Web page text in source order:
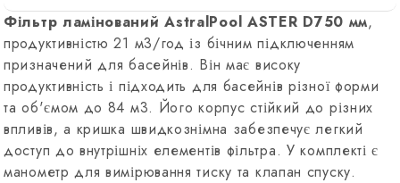
ч,
с
боковым
вентилем
Фільтр ламінований AstralPool ASTER D750 мм,
продуктивністю 21 м3/год із бічним підключенням
призначений для басейнів. Він має високу
продуктивність і підходить для басейнів різної форми
та об'ємом до 84 м3. Його корпус стійкий до різних
впливів, а кришка швидкознімна забезпечує легкий
доступ до внутрішніх елементів фільтра. У комплекті є
манометр для вимірювання тиску та клапан спуску.